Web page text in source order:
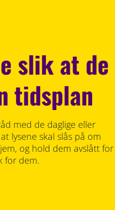
slik at de
tidsplan
med de daglige eller
lysene skal slås på om
og hold dem avslått for
for dem.